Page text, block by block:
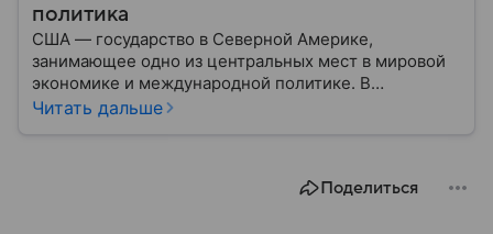
политика
США — государство в Северной Америке,
занимающее одно из центральных мест в мировой
экономике и международной политике. В
материале — основные сведения об этой стране.
Читать дальше
Поделиться